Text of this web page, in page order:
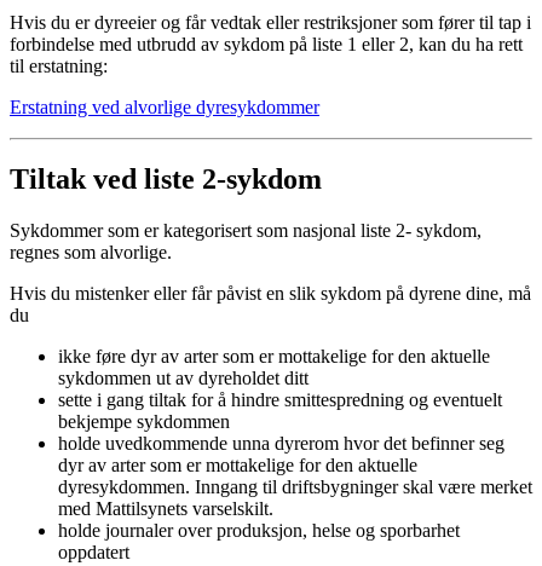
Hvis du er dyreeier og får vedtak eller restriksjoner som fører til tap i
forbindelse med utbrudd av sykdom på liste 1 eller 2, kan du ha rett
til erstatning:
Erstatning ved alvorlige dyresykdommer
Tiltak ved liste 2-sykdom
Sykdommer som er kategorisert som nasjonal liste 2- sykdom,
regnes som alvorlige.
Hvis du mistenker eller får påvist en slik sykdom på dyrene dine, må
du
ikke føre dyr av arter som er mottakelige for den aktuelle
sykdommen ut av dyreholdet ditt
sette i gang tiltak for å hindre smittespredning og eventuelt
bekjempe sykdommen
holde uvedkommende unna dyrerom hvor det befinner seg
dyr av arter som er mottakelige for den aktuelle
dyresykdommen. Inngang til driftsbygninger skal være merket
med Mattilsynets varselskilt.
holde journaler over produksjon, helse og sporbarhet
oppdatert